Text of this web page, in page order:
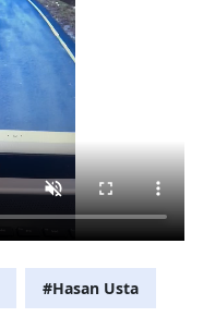
#Hasan Usta